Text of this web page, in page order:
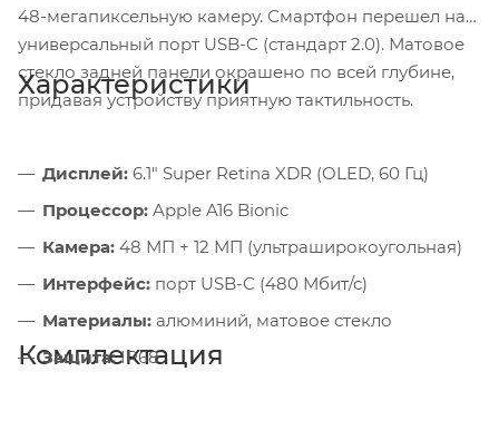
48-мегапиксельную камеру. Смартфон перешел на
универсальный порт USB-C (стандарт 2.0). Матовое
стекло задней панели окрашено по всей глубине,
придавая устройству приятную тактильность.
Характеристики
Дисплей: 6.1" Super Retina XDR (OLED, 60 Гц)
Процессор: Apple A16 Bionic
Камера: 48 МП + 12 МП (ультраширокоугольная)
Интерфейс: порт USB-C (480 Мбит/с)
Материалы: алюминий, матовое стекло
Защита:IP68
Комплектация